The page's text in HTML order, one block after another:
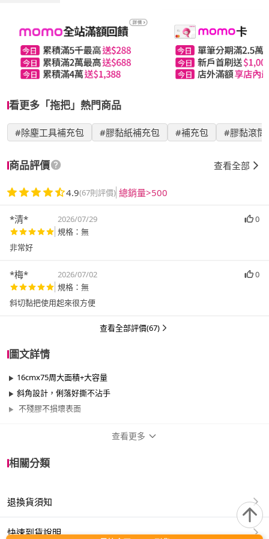
看更多「拖把」熱門商品
#除塵工具補充包 #膠黏紙補充包 #補充包 #膠黏滾筒
商品評價 查看全部
4.9(67則評價) 總銷量>500
*清* 2026/07/29
0
規格：無
非常好
*梅* 2026/07/02
0
規格：無
斜切黏把使用起來很方便
查看全部評價(67)
圖文詳情
16cmx75周大面積+大容量
斜角設計，俐落好撕不沾手
不殘膠不損壞表面
適用於
查看更多
相關分類
退換貨須知
快速到貨說明